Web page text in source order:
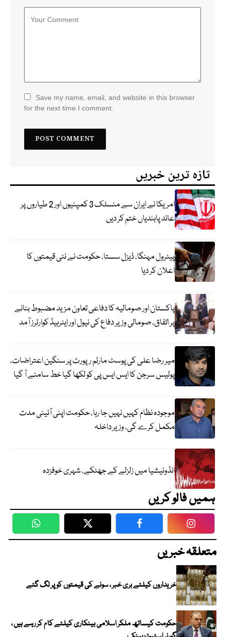
Save my name, email, and website in this browser
for the next time I comment.
تازہ ترین خبریں
امریکا نے ایران سے منسلک 3 کمپنیوں اور 2 طیاروں پر
عائد پابندیاں ختم کر دیں
پیٹرول مہنگا، ڈیزل سستا، حکومت نے نئی قیمتوں کا
اعلان کر دیا
پاکستان اور صومالیہ کا دفاعی تعاون مزید مضبوط بنانے
پر اتفاق، صومالی وزیر دفاع کی نیول اور ایئرہیڈ کوارٹرز آمد
میر رضا علی کی پوسٹ مارٹم رپورٹ پر سنگین اعتراضات،
پولیس سرجن کا ایس ایس پی کو لکھا گیا خط سامنے آ گیا
موجودہ نظام کہیں نہیں جا رہا، حکومت اپنی آئینی مدت
مکمل کرے گی، وزیر داخلہ
انڈونیشیا میں زلزلے کے جھٹکے، شہری خوفزدہ
ہمیں فالو کریں
WhatsApp Twitter Facebook
متعلقہ خبریں
خریداروں کیلئے بری خبر ، سونے کی قیمتوں کو پر لگ گئے
حکومت کیساتھ ملکر اسلامی بینکاری کیلئے کام کر رہے ہیں ،